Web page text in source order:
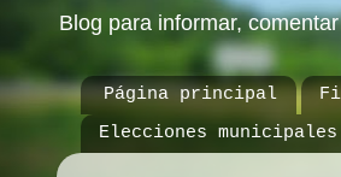
Blog para informar,
Página principal
Elecciones municipales